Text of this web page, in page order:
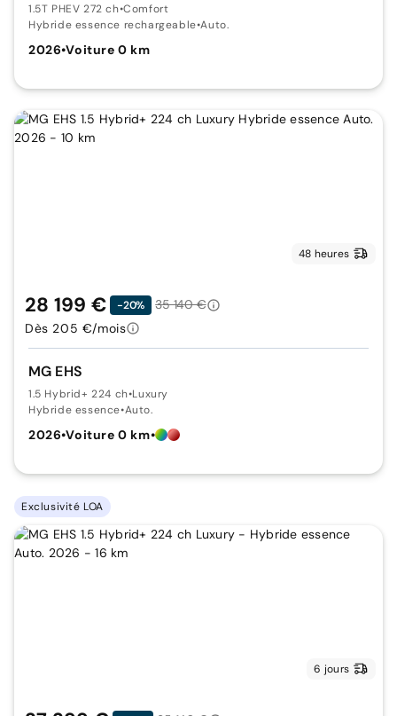
1.5T PHEV 272 ch•Comfort
Hybride essence rechargeable•Auto.
2026•Voiture 0 km
48 heures
MG EHS
1.5 Hybrid+ 224 ch•Luxury
Hybride essence•Auto.
2026•Voiture 0 km•
28 199 € -20%
35 140 €
Dès 205 €/mois
Exclusivité LOA
6 jours